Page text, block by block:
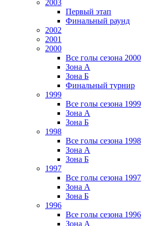
2003
Первый этап
Финальный раунд
2002
2001
2000
Все голы сезона 2000
Зона А
Зона Б
Финальный турнир
1999
Все голы сезона 1999
Зона А
Зона Б
1998
Все голы сезона 1998
Зона А
Зона Б
1997
Все голы сезона 1997
Зона А
Зона Б
1996
Все голы сезона 1996
Зона А